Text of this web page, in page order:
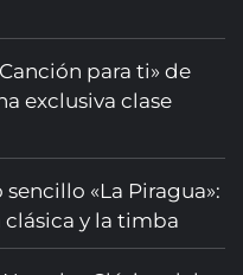
para ti» de
exclusiva clase
«La Piragua»:
y la timba